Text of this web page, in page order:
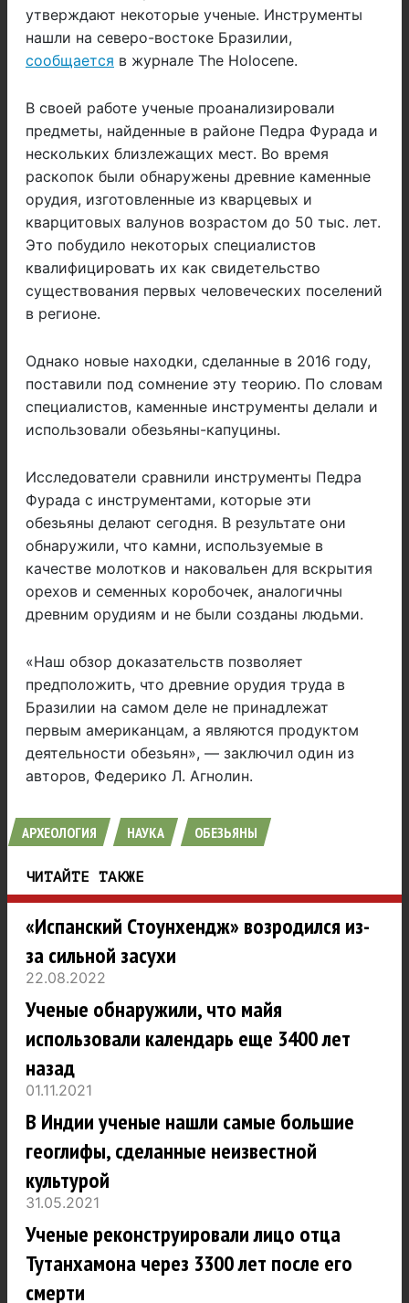
утверждают некоторые ученые. Инструменты
нашли на северо-востоке Бразилии,
сообщается в журнале The Holocene.
В своей работе ученые проанализировали
предметы, найденные в районе Педра Фурада и
нескольких близлежащих мест. Во время
раскопок были обнаружены древние каменные
орудия, изготовленные из кварцевых и
кварцитовых валунов возрастом до 50 тыс. лет.
Это побудило некоторых специалистов
квалифицировать их как свидетельство
существования первых человеческих поселений
в регионе.
Однако новые находки, сделанные в 2016 году,
поставили под сомнение эту теорию. По словам
специалистов, каменные инструменты делали и
использовали обезьяны-капуцины.
Исследователи сравнили инструменты Педра
Фурада с инструментами, которые эти
обезьяны делают сегодня. В результате они
обнаружили, что камни, используемые в
качестве молотков и наковальен для вскрытия
орехов и семенных коробочек, аналогичны
древним орудиям и не были созданы людьми.
«Наш обзор доказательств позволяет
предположить, что древние орудия труда в
Бразилии на самом деле не принадлежат
первым американцам, а являются продуктом
деятельности обезьян», — заключил один из
авторов, Федерико Л. Агнолин.
АРХЕОЛОГИЯ НАУКА ОБЕЗЬЯНЫ
ЧИТАЙТЕ ТАКЖЕ
«Испанский Стоунхендж» возродился из-
за сильной засухи
22.08.2022
Ученые обнаружили, что майя
использовали календарь еще 3400 лет
назад
01.11.2021
В Индии ученые нашли самые большие
геоглифы, сделанные неизвестной
культурой
31.05.2021
Ученые реконструировали лицо отца
Тутанхамона через 3300 лет после его
смерти